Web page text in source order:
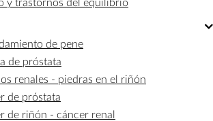
de pene
de próstata
renales - piedras en el riñón
de próstata
de riñón - cáncer renal